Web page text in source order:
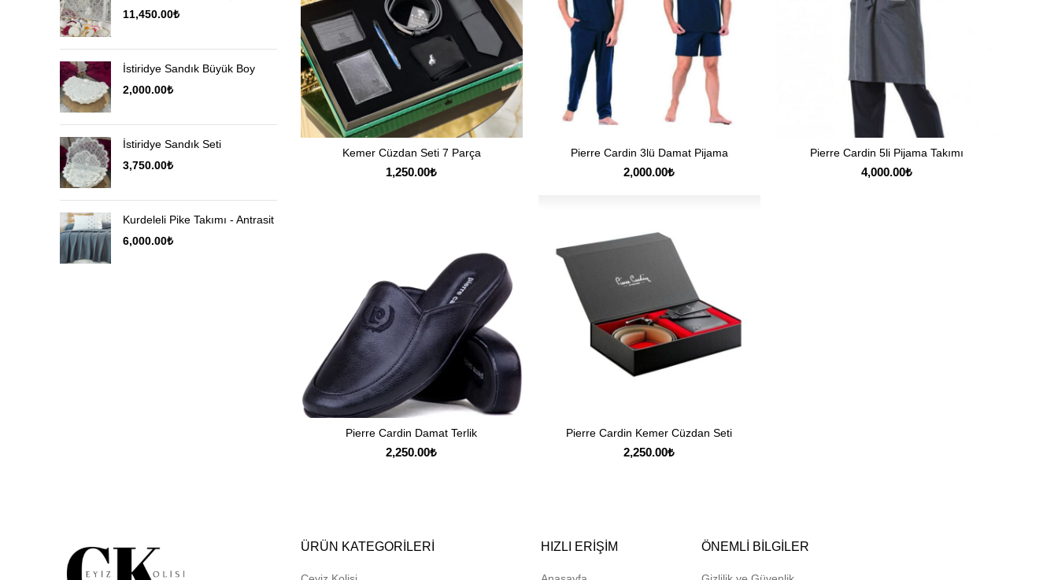
11,450.00₺
İstiridye Sandık Büyük Boy
2,000.00₺
İstiridye Sandık Seti
3,750.00₺
Kurdeleli Pike Takımı - Antrasit
6,000.00₺
SEPETE EKLE
Kemer Cüzdan Seti 7 Parça
1,250.00₺
SEÇENEKLER
Pierre Cardin 3lü Damat Pijama
2,000.00₺
SEÇENEKLER
Pierre Cardin 5li Pijama Takımı
4,000.00₺
SEÇENEKLER
Pierre Cardin Damat Terlik
2,250.00₺
SEPETE EKLE
Pierre Cardin Kemer Cüzdan Seti
2,250.00₺
ÜRÜN KATEGORILERI HIZLI ERIŞIM ÖNEMLI BILGILER